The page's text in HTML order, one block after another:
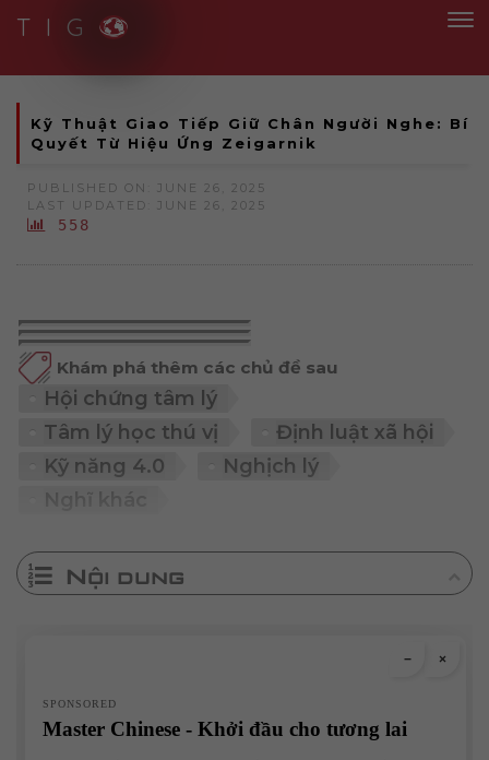
T I G
Kỹ Thuật Giao Tiếp Giữ Chân Người Nghe: Bí
Quyết Từ Hiệu Ứng Zeigarnik
PUBLISHED ON: JUNE 26, 2025
LAST UPDATED: JUNE 26, 2025
558
Khám phá thêm các chủ đề sau
Hội chứng tâm lý
Tâm lý học thú vị
Định luật xã hội
Kỹ năng 4.0
Nghịch lý
Nội dung